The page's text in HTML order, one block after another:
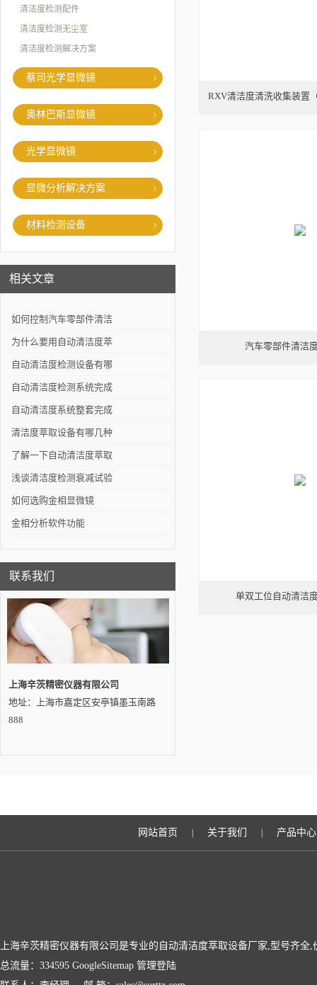
清洁度检测配件
清洁度检测无尘室
清洁度检测解决方案
蔡司光学显微镜
奥林巴斯显微镜
光学显微镜
显微分析解决方案
材料检测设备
相关文章
如何控制汽车零部件清洁
度？
为什么要用自动清洁度萃
取设备做检测？
自动清洁度检测设备有哪
些功能
自动清洁度检测系统完成
交付——山东客户
自动清洁度系统整套完成
交付——吉林客户
清洁度萃取设备有哪几种
了解一下自动清洁度萃取
设备的工作原理吧
浅谈清洁度检测衰减试验
如何选购金相显微镜
金相分析软件功能
联系我们
上海辛茨精密仪器有限公司
地址：上海市嘉定区安亭镇墨玉南路
888
RXV清洁度清洗收集装置
汽车零部件清洁
单双工位自动清洁
网站首页 关于我们 产品中心
上海辛茨精密仪器有限公司是专业的自动清洁度萃取设备厂家,型号齐全
总流量：334595 GoogleSitemap 管理登陆